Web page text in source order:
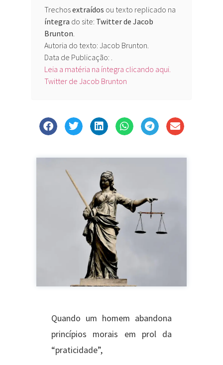
Trechosextraídos ou texto replicado na
íntegra do site: Twitter de Jacob
Brunton
Autoria do texto: Jacob Brunton.
Data de Publicação: .
Leia a matéria na íntegra clicando aqui.
Twitter de Jacob Brunton
Quando um homem abandona
princípios morais em prol da
“praticidade”,